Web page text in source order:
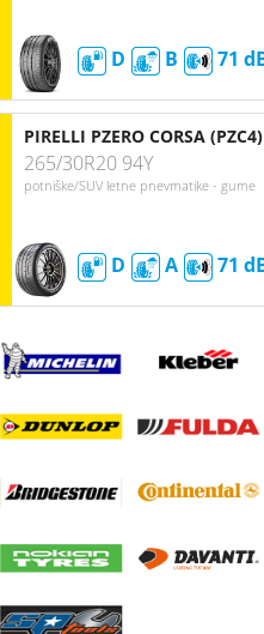
D B 71
PIRELLI PZERO CORSA (PZC4)
265/30R20 94Y
potniške/SUV letne pnevmatike - gume
D A 71